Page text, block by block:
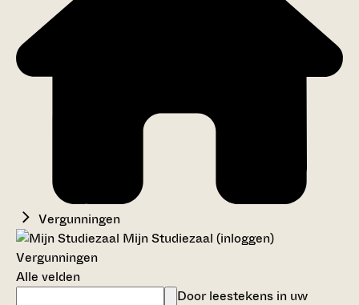
Vergunningen
Mijn Studiezaal (inloggen)
Vergunningen
Alle velden
Door leestekens in uw